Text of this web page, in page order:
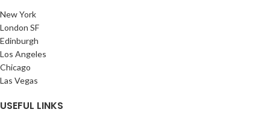
Tools
New York
London SF
Edinburgh
Los Angeles
Chicago
Las Vegas
USEFUL LINKS